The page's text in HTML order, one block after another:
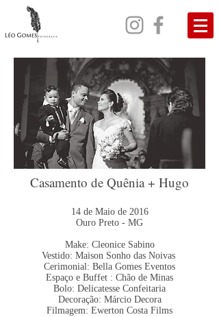
Casamento de Quênia + Hugo
14 de Maio de 2016
Ouro Preto - MG
Make: Cleonice Sabino
Vestido: Maison Sonho das Noivas
Cerimonial: Bella Gomes Eventos
Espaço e Buffet : Chão de Minas
Bolo: Delicatesse Confeitaria
Decoração: Márcio Decora
Filmagem: Ewerton Costa Films